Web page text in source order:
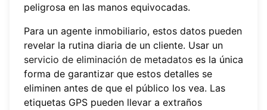
peligrosa en las manos equivocadas.
Para un agente inmobiliario, estos datos pueden
revelar la rutina diaria de un cliente. Usar un
servicio de eliminación de metadatos es la única
forma de garantizar que estos detalles se
eliminen antes de que el público los vea. Las
etiquetas GPS pueden llevar a extraños